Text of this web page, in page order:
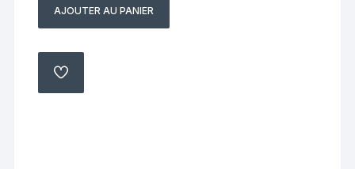
quantité
bequille
laterale
yamaha
AJOUTER AU PANIER
AJOUTER